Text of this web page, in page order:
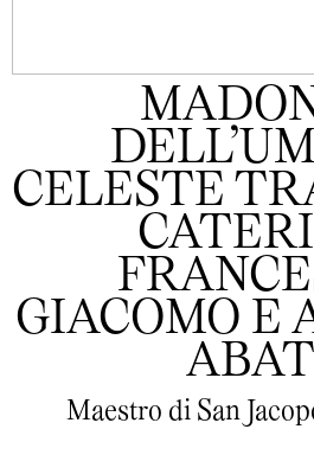
CELESTE
GIACOMO E
Maestro di San